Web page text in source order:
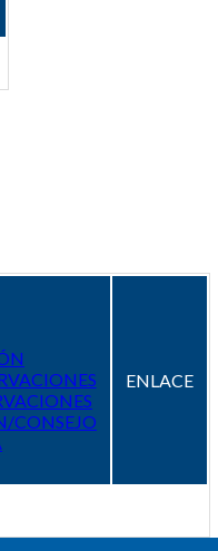
CONSEJO
ENLACE